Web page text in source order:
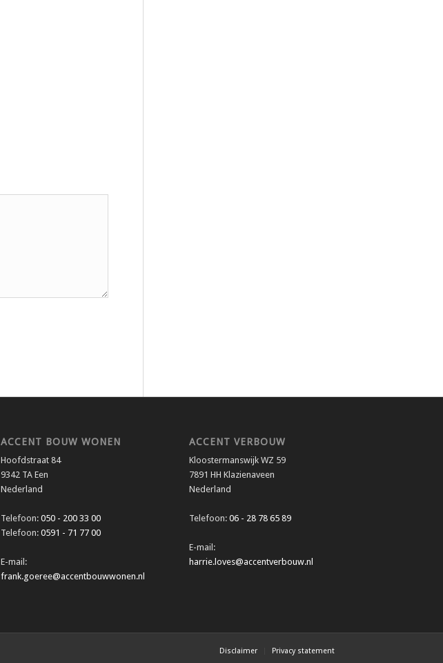
ACCENT BOUW WONEN
Hoofdstraat 84
9342 TA Een
Nederland
Telefoon: 050 - 200 33 00
Telefoon: 0591 - 71 77 00
E-mail:
frank.goeree@accentbouwwonen.nl
ACCENT VERBOUW
Kloostermanswijk WZ 59
7891 HH Klazienaveen
Nederland
Telefoon:06 - 28 78 65 89
E-mail:
harrie.loves@accentverbouw.nl
Disclaimer Privacy statement